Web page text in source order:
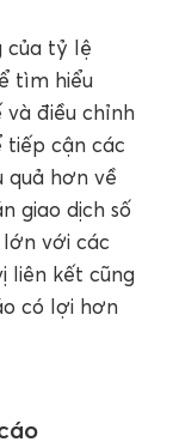
của tỷ lệ
tìm hiểu
điều chỉnh
tiếp cận các
quả hơn về
giao dịch số
với các
liên kết cũng
có lợi hơn